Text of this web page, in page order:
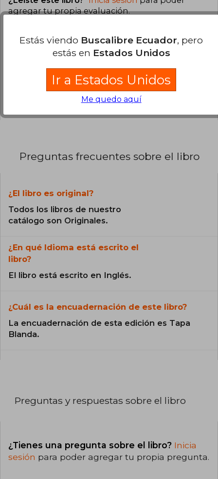
agregar tu propia evaluación.
0% (0)
0% (0)
0% (0)
0% (0)
0% (0)
Preguntas frecuentes sobre el libro
¿El libro es original?
Todos los libros de nuestro
catálogo son Originales.
¿En qué Idioma está escrito el
libro?
El libro está escrito en Inglés.
¿Cuál es la encuadernación de este libro?
La encuadernación de esta edición es Tapa
Blanda.
Preguntas y respuestas sobre el libro
¿Tienes una pregunta sobre el libro? Inicia
sesión para poder agregar tu propia pregunta.
Estás viendo Buscalibre Ecuador, pero
estás en Estados Unidos
Ir a Estados Unidos
Me quedo aquí